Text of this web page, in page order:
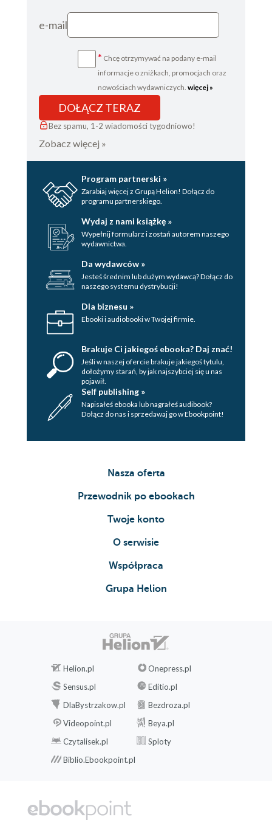
e-mail
* Chcę otrzymywać na podany e-mail
informacje o zniżkach, promocjach oraz
nowościach wydawniczych. więcej »
DOŁĄCZ TERAZ
Bez spamu, 1-2 wiadomości tygodniowo!
Zobacz więcej »
Program partnerski »
Zarabiaj więcej z Grupą Helion! Dołącz do
programu partnerskiego.
Wydaj z nami książkę »
Wypełnij formularz i zostań autorem naszego
wydawnictwa.
Da wydawców »
Jesteś średnim lub dużym wydawcą? Dołącz do
naszego systemu dystrybucji!
Dla biznesu »
Ebooki i audiobooki w Twojej firmie.
Brakuje Ci jakiegoś ebooka? Daj znać!
Jeśli w naszej ofercie brakuje jakiegoś tytulu,
dołożymy starań, by jak najszybciej się u nas
pojawił.
Self publishing »
Napisałeś ebooka lub nagrałeś audibook?
Dołącz do nas i sprzedawaj go w Ebookpoint!
Nasza oferta
Przewodnik po ebookach
Twoje konto
O serwisie
Współpraca
Grupa Helion
Helion.pl
Onepress.pl
Sensus.pl
Editio.pl
DlaBystrzakow.pl
Bezdroza.pl
Videopoint.pl
Beya.pl
Czytalisek.pl
Sploty
Biblio.Ebookpoint.pl